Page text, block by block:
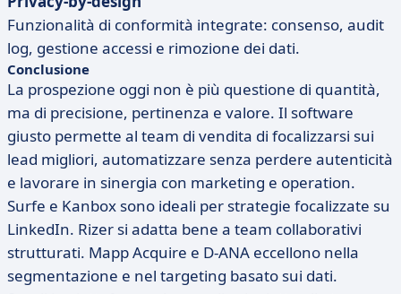
Funzionalità di conformità integrate: consenso, audit
log, gestione accessi e rimozione dei dati.
Conclusione
La prospezione oggi non è più questione di quantità,
ma di precisione, pertinenza e valore. Il software
giusto permette al team di vendita di focalizzarsi sui
lead migliori, automatizzare senza perdere autenticità
e lavorare in sinergia con marketing e operation.
Surfe e Kanbox sono ideali per strategie focalizzate su
LinkedIn. Rizer si adatta bene a team collaborativi
strutturati. Mapp Acquire e D-ANA eccellono nella
segmentazione e nel targeting basato sui dati.